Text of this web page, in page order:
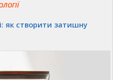
як створити затишну